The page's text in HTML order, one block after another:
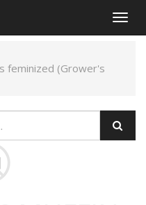
An-
und
feminized (Grower's